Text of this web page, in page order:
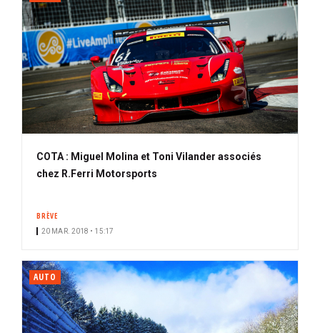
COTA : Miguel Molina et Toni Vilander associés
chez R.Ferri Motorsports
BRÈVE
20 MAR. 2018 • 15:17
AUTO